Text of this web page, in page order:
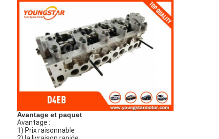
Avantage et paquet
Avantage :
1) Prix raisonnable